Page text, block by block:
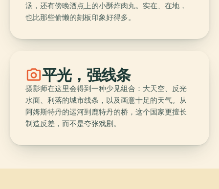
汤，还有傍晚酒点上的小酥炸肉丸。实在、在地，
也比那些偷懒的刻板印象好得多。
photo_camera平光，强线条
摄影师在这里会得到一种少见组合：大天空、反光
水面、利落的城市线条，以及画意十足的天气。从
阿姆斯特丹的运河到鹿特丹的桥，这个国家更擅长
制造反差，而不是夸张戏剧。